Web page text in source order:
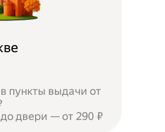
пункты выдачи от
двери — от 290 ₽